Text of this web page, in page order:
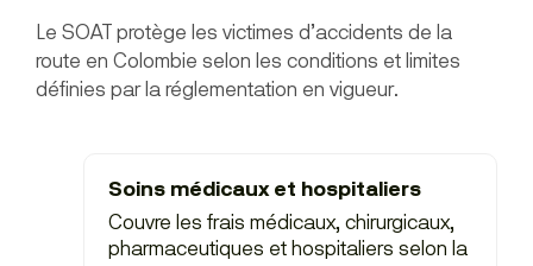
Le SOAT protège les victimes d’accidents de la
route en Colombie selon les conditions et limites
définies par la réglementation en vigueur.
Soins médicaux et hospitaliers
Couvre les frais médicaux, chirurgicaux,
pharmaceutiques et hospitaliers selon la